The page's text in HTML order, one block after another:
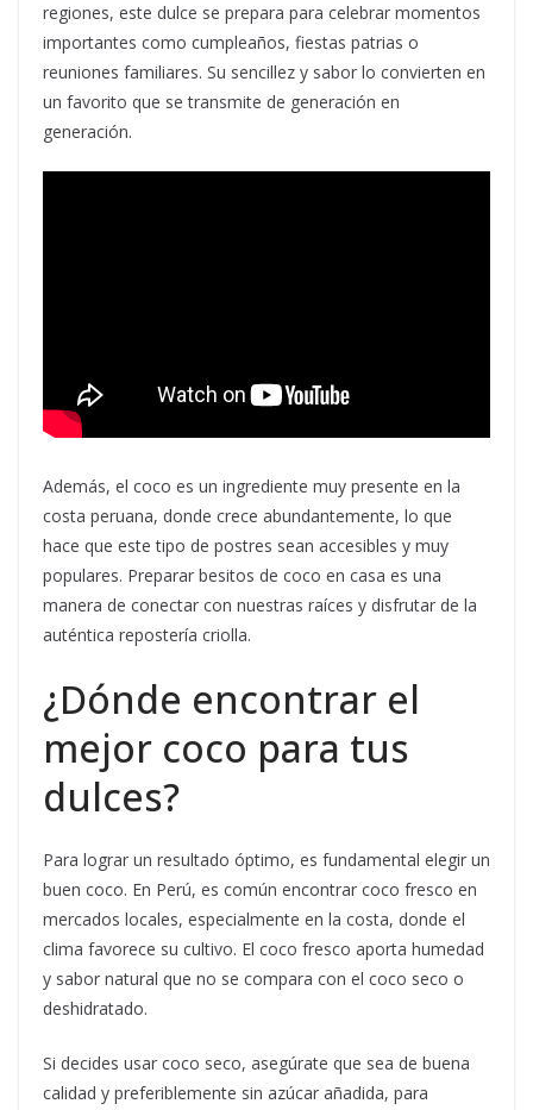
regiones, este dulce se prepara para celebrar momentos
importantes como cumpleaños, fiestas patrias o
reuniones familiares. Su sencillez y sabor lo convierten en
un favorito que se transmite de generación en
generación.
Además, el coco es un ingrediente muy presente en la
costa peruana, donde crece abundantemente, lo que
hace que este tipo de postres sean accesibles y muy
populares. Preparar besitos de coco en casa es una
manera de conectar con nuestras raíces y disfrutar de la
auténtica repostería criolla.
¿Dónde encontrar el
mejor coco para tus
dulces?
Para lograr un resultado óptimo, es fundamental elegir un
buen coco. En Perú, es común encontrar coco fresco en
mercados locales, especialmente en la costa, donde el
clima favorece su cultivo. El coco fresco aporta humedad
y sabor natural que no se compara con el coco seco o
deshidratado.
Si decides usar coco seco, asegúrate que sea de buena
calidad y preferiblemente sin azúcar añadida, para